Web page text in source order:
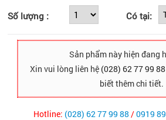
Số lượng : Có tại:
Sản phẩm này hiện đang
Xin vui lòng liên hệ (028) 62 77 99 88
biết thêm chi tiết.
Hotline: (028) 62 77 99 88 /0919